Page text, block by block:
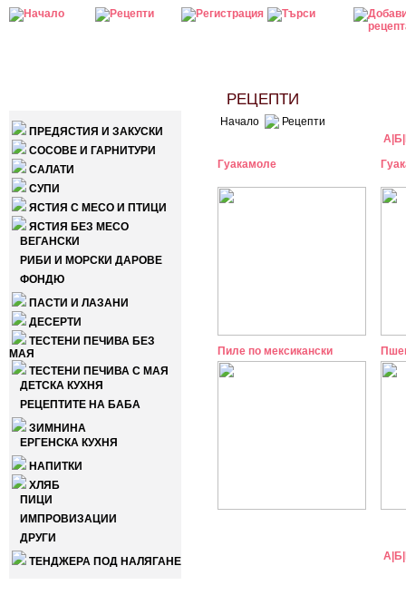
ПРЕДЯСТИЯ И ЗАКУСКИ
СОСОВЕ И ГАРНИТУРИ
САЛАТИ
СУПИ
ЯСТИЯ С МЕСО И ПТИЦИ
ЯСТИЯ БЕЗ МЕСО
ВЕГАНСКИ
РИБИ И МОРСКИ ДАРОВЕ
ФОНДЮ
ПАСТИ И ЛАЗАНИ
ДЕСЕРТИ
ТЕСТЕНИ ПЕЧИВА БЕЗ
МАЯ
ТЕСТЕНИ ПЕЧИВА С МАЯ
ДЕТСКА КУХНЯ
РЕЦЕПТИТЕ НА БАБА
ЗИМНИНА
ЕРГЕНСКА КУХНЯ
НАПИТКИ
ХЛЯБ
ПИЦИ
ИМПРОВИЗАЦИИ
ДРУГИ
ТЕНДЖЕРА ПОД НАЛЯГАНЕ
РЕЦЕПТИ
Начало
Рецепти
А Б
Гуакамоле
Пиле по мексикански
А Б